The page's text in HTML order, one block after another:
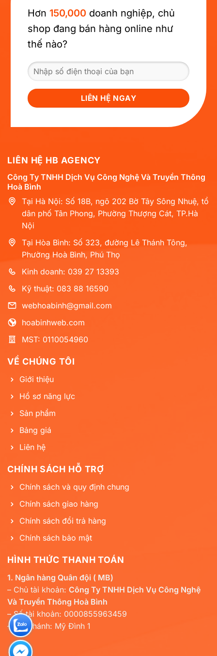
Hơn 150,000 doanh nghiệp, chủ
shop đang bán hàng online như
thế nào?
LIÊN HỆ HB AGENCY
Công Ty TNHH Dịch Vụ Công Nghệ Và Truyền Thông
Hoà Bình
Tại Hà Nội: Số 18B, ngõ 202 Bờ Tây Sông Nhuệ, tổ
dân phố Tân Phong, Phường Thượng Cát, TP.Hà
Nội
Tại Hòa Bình: Số 323, đường Lê Thánh Tông,
Phường Hoà Bình, Phú Thọ
Kinh doanh: 039 27 13393
Kỹ thuật: 083 88 16590
webhoabinh@gmail.com
hoabinhweb.com
MST: 0110054960
VỀ CHÚNG TÔI
Giới thiệu
Hồ sơ năng lực
Sản phẩm
Bảng giá
Liên hệ
CHÍNH SÁCH HỖ TRỢ
Chính sách và quy định chung
Chính sách giao hàng
Chính sách đổi trả hàng
Chính sách bảo mật
HÌNH THỨC THANH TOÁN
1. Ngân hàng Quân đội ( MB)
– Chủ tài khoản: Công Ty TNHH Dịch Vụ Công Nghệ
Và Truyền Thông Hoà Bình
– Số tài khoản: 0000855963459
– Chi nhánh: Mỹ Đình 1